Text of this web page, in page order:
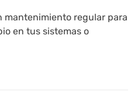
mantenimiento regular para
en tus sistemas o